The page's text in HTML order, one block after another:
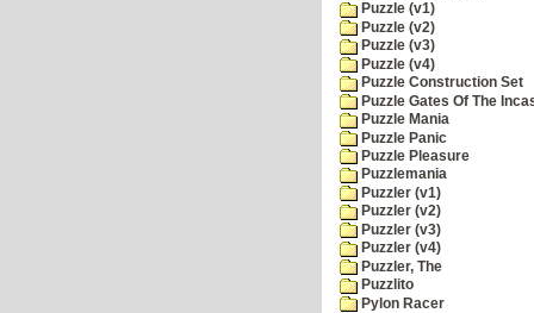
Puzzle (v1)
Puzzle (v2)
Puzzle (v3)
Puzzle (v4)
Puzzle Construction Set
Puzzle Gates Of The
Puzzle Mania
Puzzle Panic
Puzzle Pleasure
Puzzlemania
Puzzler (v1)
Puzzler (v2)
Puzzler (v3)
Puzzler (v4)
Puzzler, The
Puzzlito
Pylon Racer